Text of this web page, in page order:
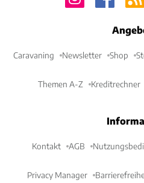
Caravaning Newsletter Shop
Themen A-Z Kreditrechner
Kontakt AGB
Privacy Manager